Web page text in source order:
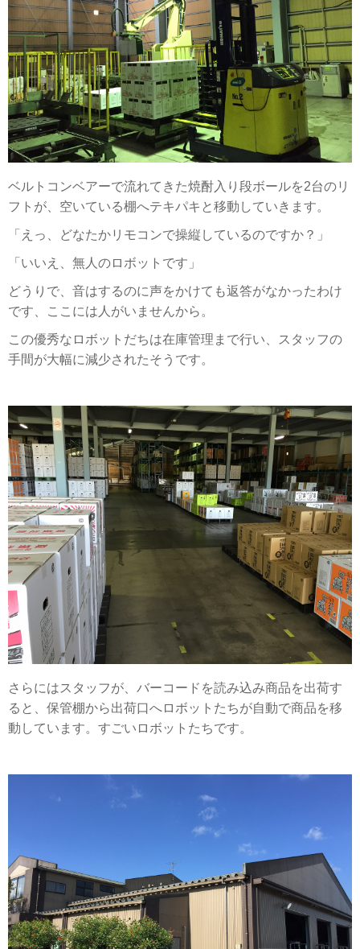
ベルトコンベアーで流れてきた焼酎入り段ボールを2台のリ
フトが、空いている棚へテキパキと移動していきます。
「えっ、どなたかリモコンで操縦しているのですか？」
「いいえ、無人のロボットです」
どうりで、音はするのに声をかけても返答がなかったわけ
です、ここには人がいませんから。
この優秀なロボットだちは在庫管理まで行い、スタッフの
手間が大幅に減少されたそうです。
さらにはスタッフが、バーコードを読み込み商品を出荷す
ると、保管棚から出荷口へロボットたちが自動で商品を移
動しています。すごいロボットたちです。